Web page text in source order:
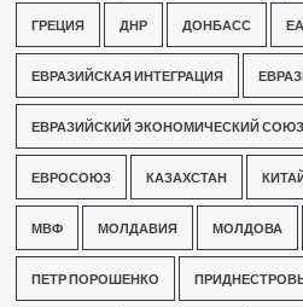
ГРЕЦИЯ ДНР ДОНБАСС
ЕВРАЗИЙСКАЯ ИНТЕГРАЦИЯ
ЕВРАЗИЙСКИЙ ЭКОНОМИЧЕСКИЙ СОЮЗ
ЕВРОСОЮЗ КАЗАХСТАН
МВФ МОЛДАВИЯ МОЛДОВА
ПЕТР ПОРОШЕНКО